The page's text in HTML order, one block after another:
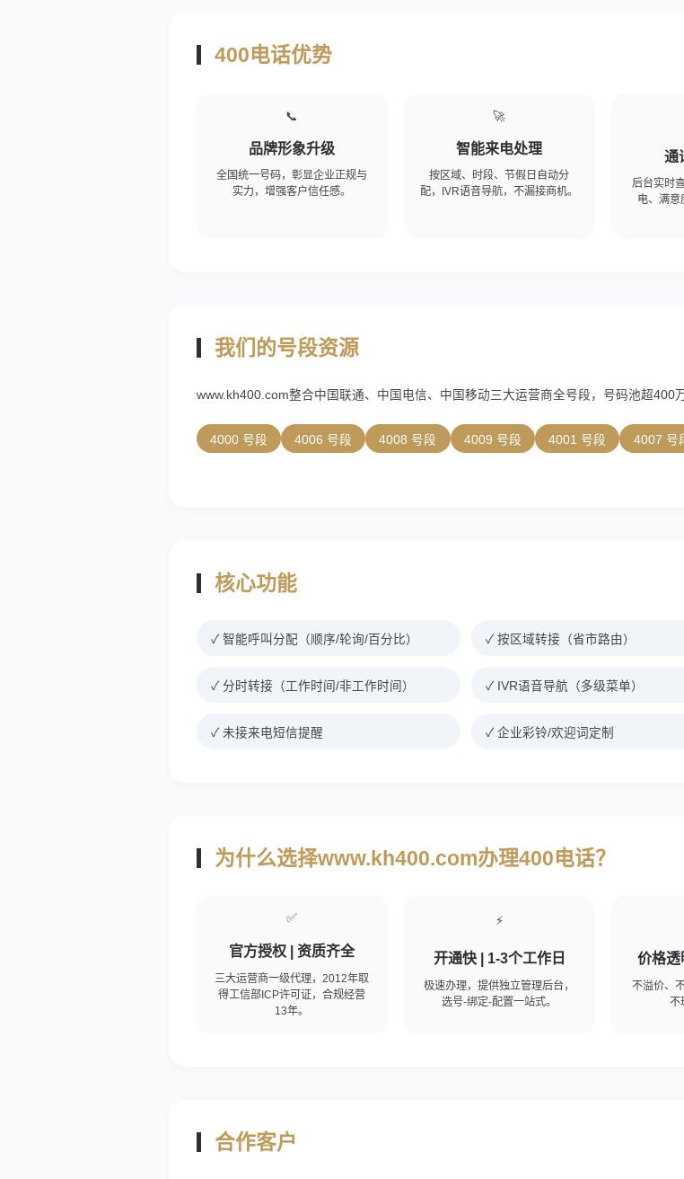
400电话优势
📞
品牌形象升级
全国统一号码，彰显企业正规与
实力，增强客户信任感。
🚀
智能来电处理
按区域、时段、节假日自动分
配，IVR语音导航，不漏接商机。
通
后台实时
电、满意
我们的号段资源
www.kh400.com整合中国联通、中国电信、中国移动三大运营商全号段，号码池超400
4000 号段 4006 号段 4008 号段 4009 号段 4001 号段 4007 号
核心功能
✓ 智能呼叫分配（顺序/轮询/百分比） ✓ 按区域转接（省市路由）
✓ 分时转接（工作时间/非工作时间） ✓ IVR语音导航（多级菜单）
✓ 未接来电短信提醒 ✓ 企业彩铃/欢迎词定制
为什么选择www.kh400.com办理400电话？
✅
官方授权 | 资质齐全
三大运营商一级代理，2012年取
得工信部ICP许可证，合规经营
13年。
⚡
开通快 | 1-3个工作日
极速办理，提供独立管理后台，
选号-绑定-配置一站式。
价格透
不溢价、
不
合作客户